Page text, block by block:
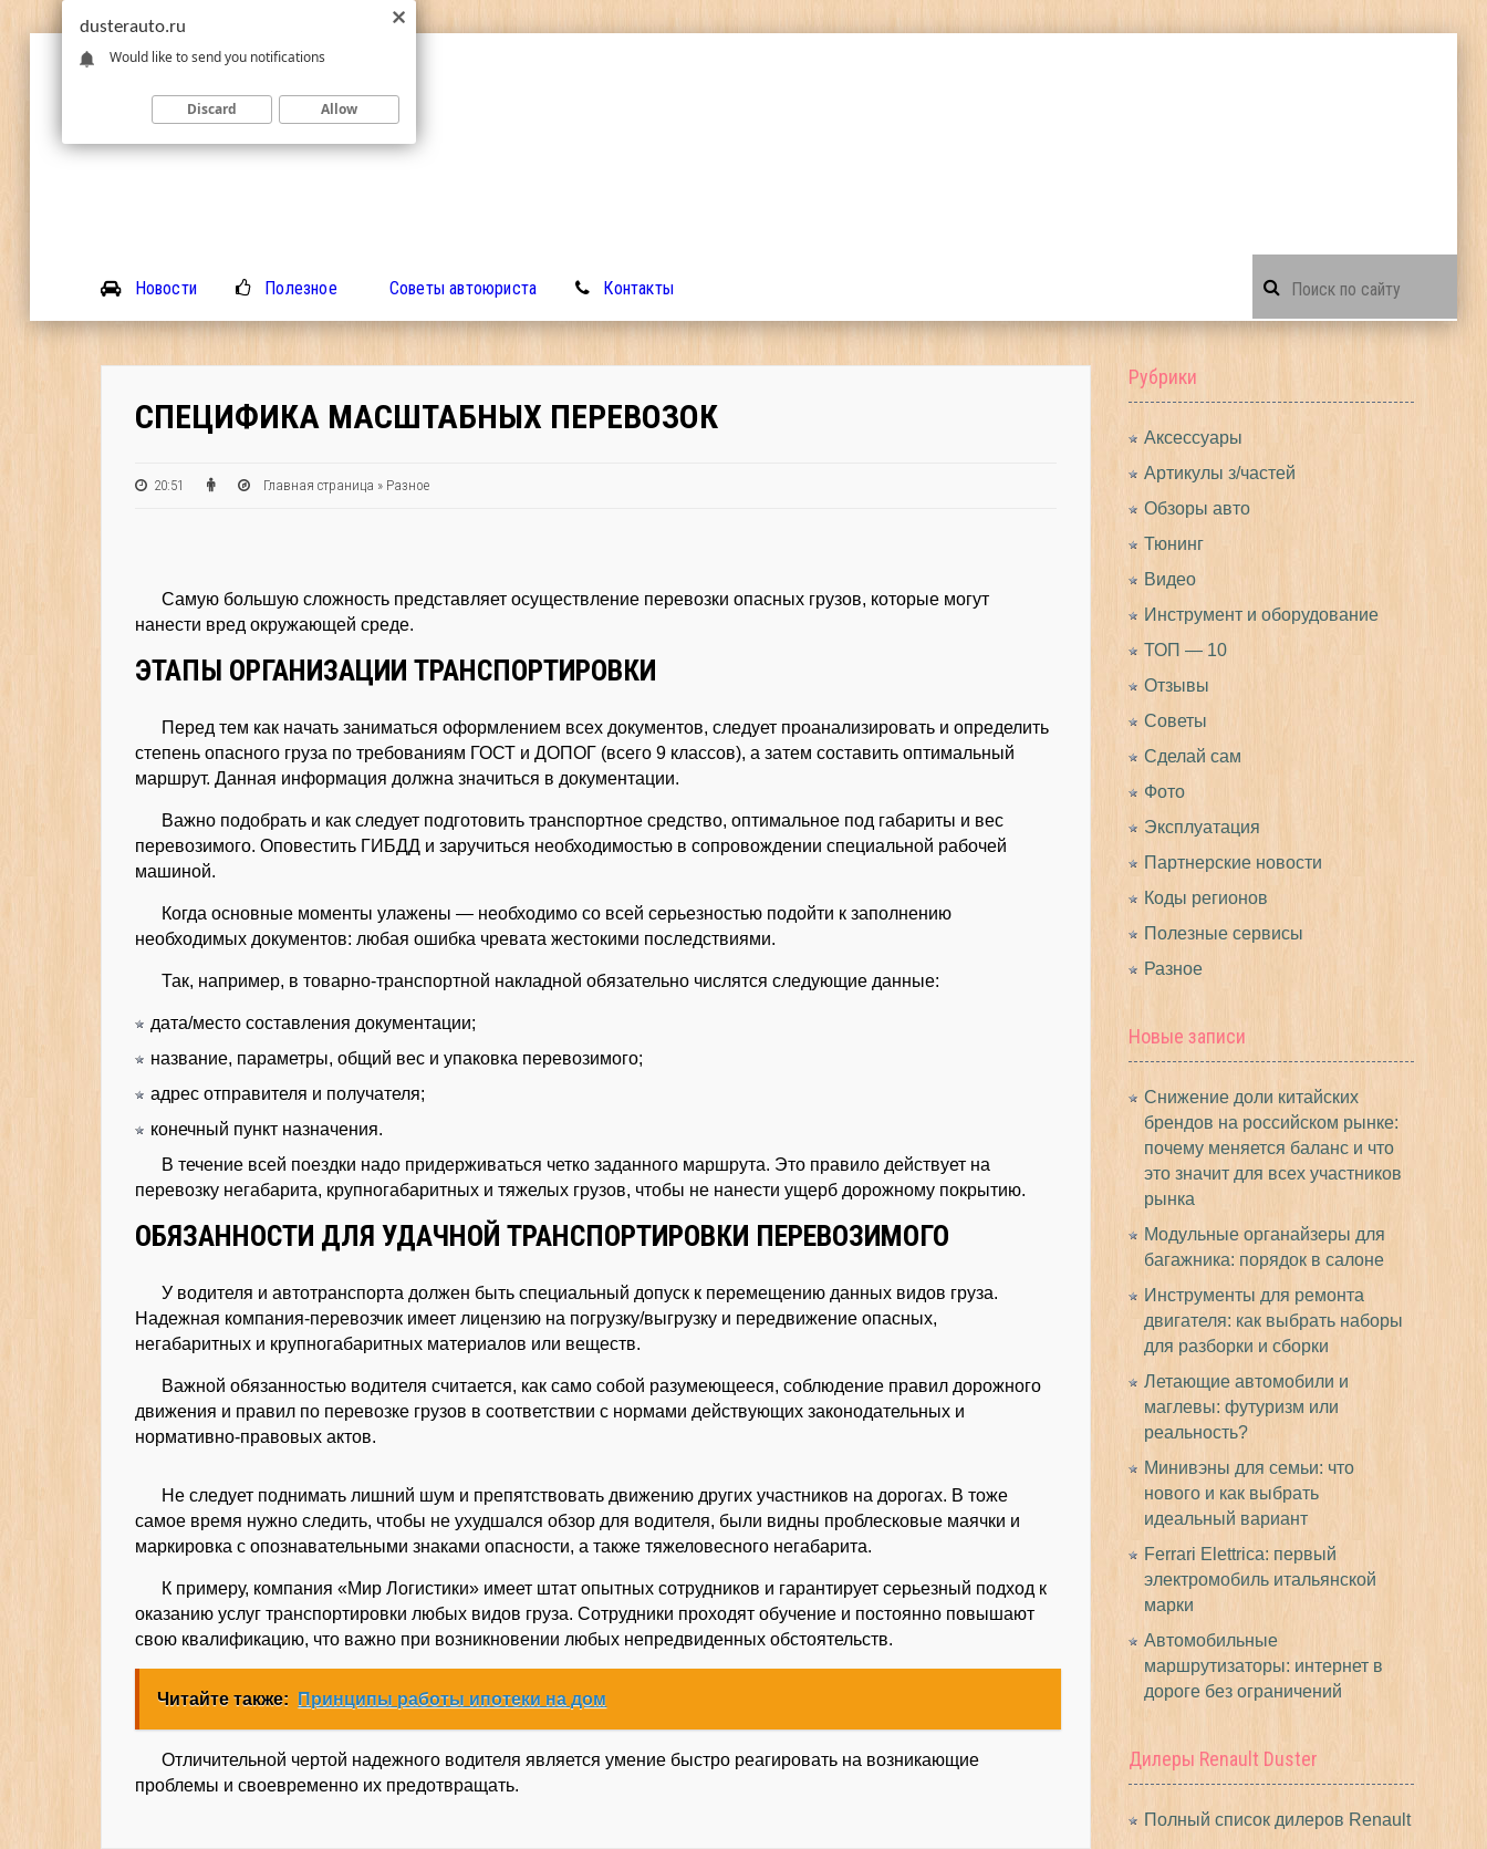
Новости Полезное Советы автоюриста Контакты
СПЕЦИФИКА МАСШТАБНЫХ ПЕРЕВОЗОК
20:51 Главная страница » Разное
Самую большую сложность представляет осуществление перевозки опасных грузов, которые могут
нанести вред окружающей среде.
ЭТАПЫ ОРГАНИЗАЦИИ ТРАНСПОРТИРОВКИ
Перед тем как начать заниматься оформлением всех документов, следует проанализировать и определить
степень опасного груза по требованиям ГОСТ и ДОПОГ (всего 9 классов), а затем составить оптимальный
маршрут. Данная информация должна значиться в документации.
Важно подобрать и как следует подготовить транспортное средство, оптимальное под габариты и вес
перевозимого. Оповестить ГИБДД и заручиться необходимостью в сопровождении специальной рабочей
машиной.
Когда основные моменты улажены — необходимо со всей серьезностью подойти к заполнению
необходимых документов: любая ошибка чревата жестокими последствиями.
Так, например, в товарно-транспортной накладной обязательно числятся следующие данные:
дата/место составления документации;
название, параметры, общий вес и упаковка перевозимого;
адрес отправителя и получателя;
конечный пункт назначения.
В течение всей поездки надо придерживаться четко заданного маршрута. Это правило действует на
перевозку негабарита, крупногабаритных и тяжелых грузов, чтобы не нанести ущерб дорожному покрытию.
ОБЯЗАННОСТИ ДЛЯ УДАЧНОЙ ТРАНСПОРТИРОВКИ ПЕРЕВОЗИМОГО
У водителя и автотранспорта должен быть специальный допуск к перемещению данных видов груза.
Надежная компания-перевозчик имеет лицензию на погрузку/выгрузку и передвижение опасных,
негабаритных и крупногабаритных материалов или веществ.
Важной обязанностью водителя считается, как само собой разумеющееся, соблюдение правил дорожного
движения и правил по перевозке грузов в соответствии с нормами действующих законодательных и
нормативно-правовых актов.
Не следует поднимать лишний шум и препятствовать движению других участников на дорогах. В тоже
самое время нужно следить, чтобы не ухудшался обзор для водителя, были видны проблесковые маячки и
маркировка с опознавательными знаками опасности, а также тяжеловесного негабарита.
К примеру, компания «Мир Логистики» имеет штат опытных сотрудников и гарантирует серьезный подход к
оказанию услуг транспортировки любых видов груза. Сотрудники проходят обучение и постоянно повышают
свою квалификацию, что важно при возникновении любых непредвиденных обстоятельств.
Читайте также: Принципы работы ипотеки на дом
Отличительной чертой надежного водителя является умение быстро реагировать на возникающие
проблемы и своевременно их предотвращать.
Рубрики
Аксессуары
Артикулы з/частей
Обзоры авто
Тюнинг
Видео
Инструмент и оборудование
ТОП — 10
Отзывы
Советы
Сделай сам
Фото
Эксплуатация
Партнерские новости
Коды регионов
Полезные сервисы
Разное
Новые записи
Снижение доли китайских
брендов на российском рынке:
почему меняется баланс и что
это значит для всех участников
рынка
Модульные органайзеры для
багажника: порядок в салоне
Инструменты для ремонта
двигателя: как выбрать наборы
для разборки и сборки
Летающие автомобили и
маглевы: футуризм или
реальность?
Минивэны для семьи: что
нового и как выбрать
идеальный вариант
Ferrari Elettrica: первый
электромобиль итальянской
марки
Автомобильные
маршрутизаторы: интернет в
дороге без ограничений
Дилеры Renault Duster
Полный список дилеров Renault
dusterauto.ru
Would like to send you notifications
Discard Allow